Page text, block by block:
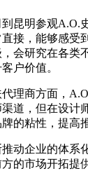
昆明参观
接，能够感
会研究在各
户价值。
理商方面，
道，但在设
的粘性，提高
动企业的体
的市场开拓